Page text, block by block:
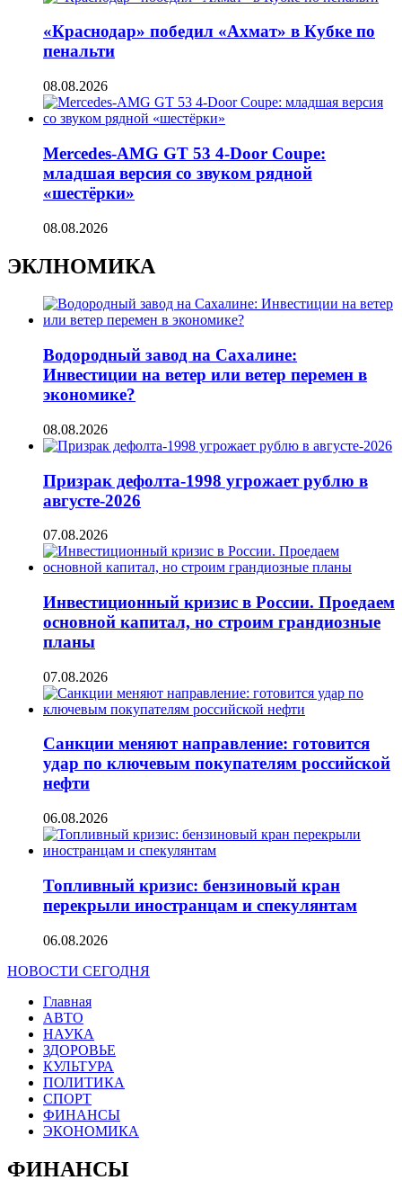
«Краснодар» победил «Ахмат» в Кубке по
пенальти
08.08.2026
Mercedes-AMG GT 53 4-Door Coupe:
младшая версия со звуком рядной
«шестёрки»
08.08.2026
ЭКЛНОМИКА
Водородный завод на Сахалине:
Инвестиции на ветер или ветер перемен в
экономике?
08.08.2026
Призрак дефолта-1998 угрожает рублю в
августе-2026
07.08.2026
Инвестиционный кризис в России. Проедаем
основной капитал, но строим грандиозные
планы
07.08.2026
Санкции меняют направление: готовится
удар по ключевым покупателям российской
нефти
06.08.2026
Топливный кризис: бензиновый кран
перекрыли иностранцам и спекулянтам
06.08.2026
НОВОСТИ СЕГОДНЯ
Главная
АВТО
НАУКА
ЗДОРОВЬЕ
КУЛЬТУРА
ПОЛИТИКА
СПОРТ
ФИНАНСЫ
ЭКОНОМИКА
ФИНАНСЫ